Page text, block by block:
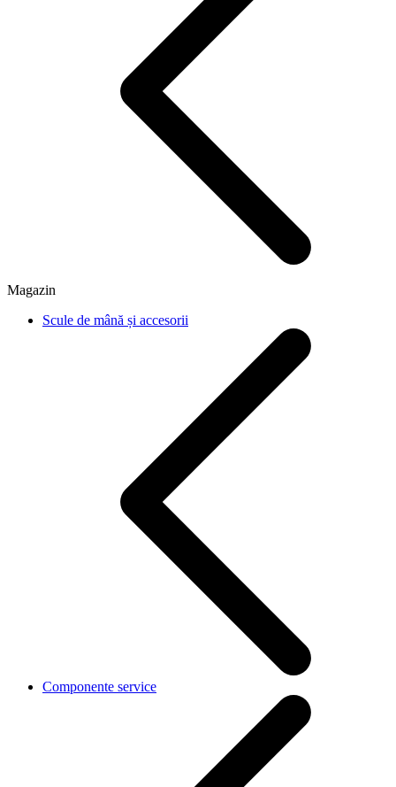
Magazin
Scule de mână și accesorii
Componente service